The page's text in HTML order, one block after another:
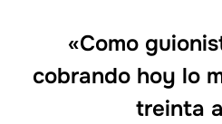
«Como
cobrando hoy lo
treinta